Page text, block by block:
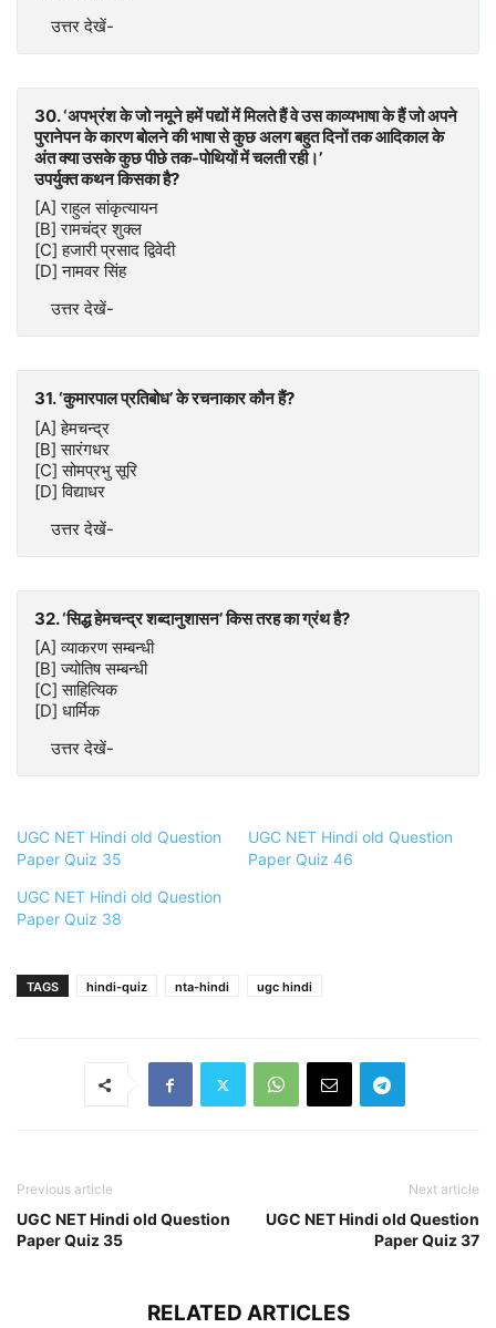
उत्तर देखें-
30. ‘अपभ्रंश के जो नमूने हमें पद्यों में मिलते हैं वे उस काव्यभाषा के हैं जो अपने
पुरानेपन के कारण बोलने की भाषा से कुछ अलग बहुत दिनों तक आदिकाल के
अंत क्या उसके कुछ पीछे तक-पोथियों में चलती रही।’
उपर्युक्त कथन किसका है?
[A] राहुल सांकृत्यायन
[B] रामचंद्र शुक्ल
[C] हजारी प्रसाद द्विवेदी
[D] नामवर सिंह
उत्तर देखें-
31. ‘कुमारपाल प्रतिबोध’ के रचनाकार कौन हैं?
[A] हेमचन्द्र
[B] सारंगधर
[C] सोमप्रभु सूरि
[D] विद्याधर
उत्तर देखें-
32. ‘सिद्ध हेमचन्द्र शब्दानुशासन’ किस तरह का ग्रंथ है?
[A] व्याकरण सम्बन्धी
[B] ज्योतिष सम्बन्धी
[C] साहित्यिक
[D] धार्मिक
उत्तर देखें-
UGC NET Hindi old Question
Paper Quiz 35
UGC NET Hindi old Question
Paper Quiz 46
UGC NET Hindi old Question
Paper Quiz 38
TAGS hindi-quiz nta-hindi ugc hindi
Previous article
UGC NET Hindi old Question
Paper Quiz 35
Next article
UGC NET Hindi old Question
Paper Quiz 37
RELATED ARTICLES